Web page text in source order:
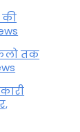
की
तक